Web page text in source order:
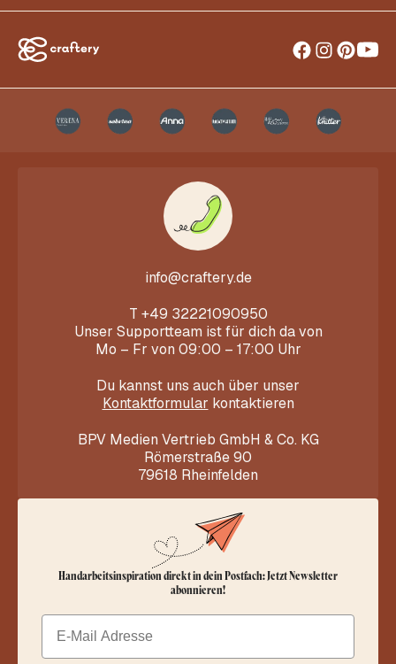
info@craftery.de
T +49 32221090950
Unser Supportteam ist für dich da von
Mo – Fr von 09:00 – 17:00 Uhr
Du kannst uns auch über unser
Kontaktformular kontaktieren
BPV Medien Vertrieb GmbH & Co. KG
Römerstraße 90
79618 Rheinfelden
Handarbeitsinspiration direkt in dein Postfach: Jetzt Newsletter
abonnieren!
Email